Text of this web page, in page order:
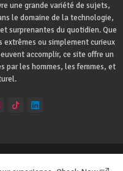
une grande variété de sujets,
le domaine de la technologie,
surprenantes du quotidien. Que
extrêmes ou simplement curieux
accomplir, ce site offre un
par les hommes, les femmes, et